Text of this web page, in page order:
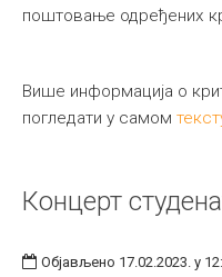
поштовање одређених
Више информација о
погледати у самом
Концерт
Објављено 17.02.2023. у